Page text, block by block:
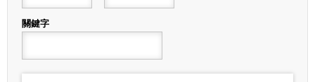
結束日期
關鍵字